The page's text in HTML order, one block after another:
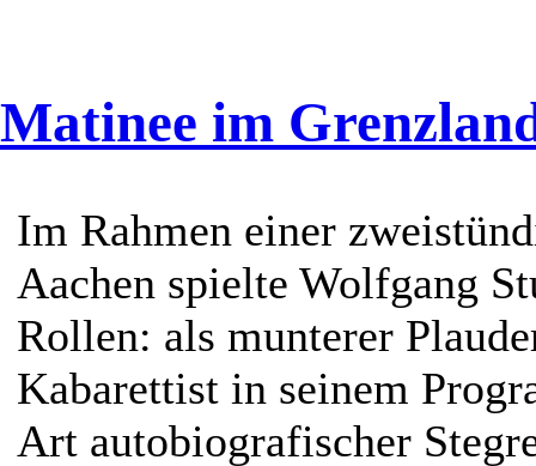
Matinee im
Im Rahmen einer
Aachen spielte Wolfgang
Rollen: als munterer
Kabarettist in seinem
Art autobiografischer